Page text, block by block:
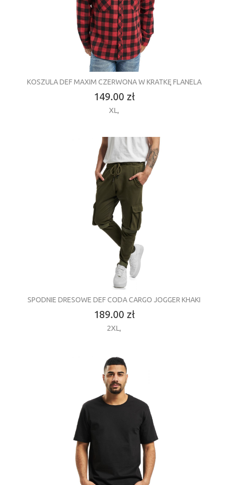
KOSZULA DEF MAXIM CZERWONA W KRATKĘ FLANELA
149.00 zł
XL,
SPODNIE DRESOWE DEF CODA CARGO JOGGER KHAKI
189.00 zł
2XL,